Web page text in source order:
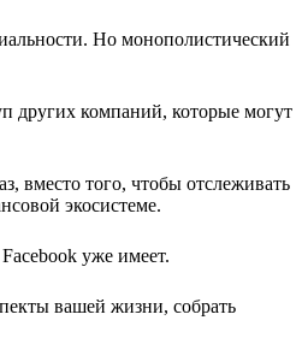
Но монополистический
других компаний, которые могут
вместо того, чтобы отслеживать
экосистеме.
уже имеет.
вашей жизни, собрать